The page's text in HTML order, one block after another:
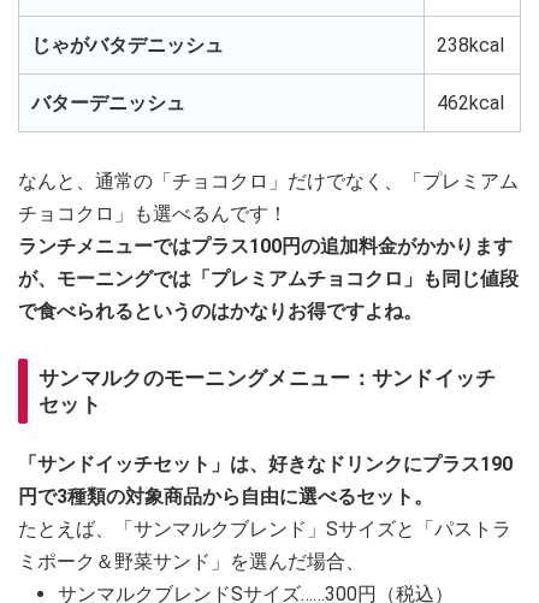
じゃがバタデニッシュ 238kcal
バターデニッシュ 462kcal
なんと、通常の「チョコクロ」だけでなく、「プレミアム
チョコクロ」も選べるんです！
ランチメニューではプラス100円の追加料金がかかります
が、モーニングでは「プレミアムチョコクロ」も同じ値段
で食べられるというのはかなりお得ですよね。
サンマルクのモーニングメニュー：サンドイッチ
セット
「サンドイッチセット」は、好きなドリンクにプラス190
円で3種類の対象商品から自由に選べるセット。
たとえば、「サンマルクブレンド」Sサイズと「パストラ
ミポーク＆野菜サンド」を選んだ場合、
サンマルクブレンドSサイズ……300円（税込）